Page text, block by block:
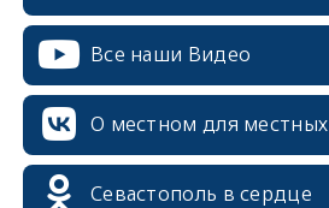
Все наши Видео
О местном для местных
Севастополь в сердце